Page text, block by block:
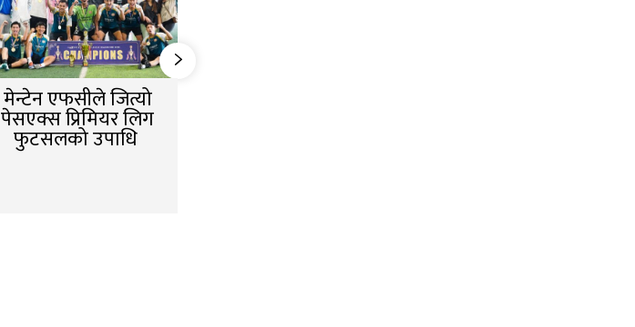
मेन्टेन एफसीले जित्यो
पेसएक्स प्रिमियर लिग
फुटसलको उपाधि